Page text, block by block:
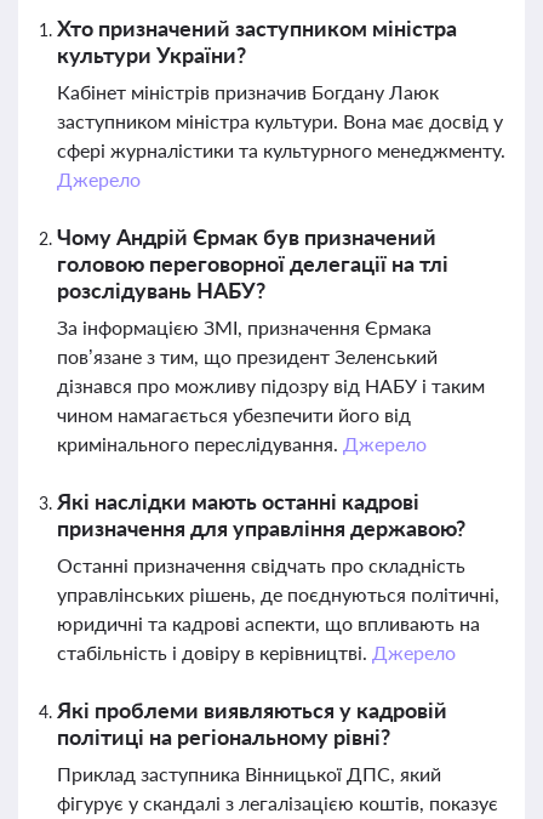
Хто призначений заступником міністра
культури України?
Кабінет міністрів призначив Богдану Лаюк
заступником міністра культури. Вона має досвід у
сфері журналістики та культурного менеджменту.
Джерело
Чому Андрій Єрмак був призначений
головою переговорної делегації на тлі
розслідувань НАБУ?
За інформацією ЗМІ, призначення Єрмака
пов’язане з тим, що президент Зеленський
дізнався про можливу підозру від НАБУ і таким
чином намагається убезпечити його від
кримінального переслідування. Джерело
Які наслідки мають останні кадрові
призначення для управління державою?
Останні призначення свідчать про складність
управлінських рішень, де поєднуються політичні,
юридичні та кадрові аспекти, що впливають на
стабільність і довіру в керівництві. Джерело
Які проблеми виявляються у кадровій
політиці на регіональному рівні?
Приклад заступника Вінницької ДПС, який
фігурує у скандалі з легалізацією коштів, показує